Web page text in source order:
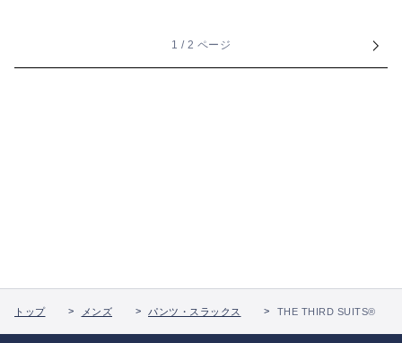
1 / 2 ページ
トップ メンズ パンツ・スラックス THE THIRD SUITS®